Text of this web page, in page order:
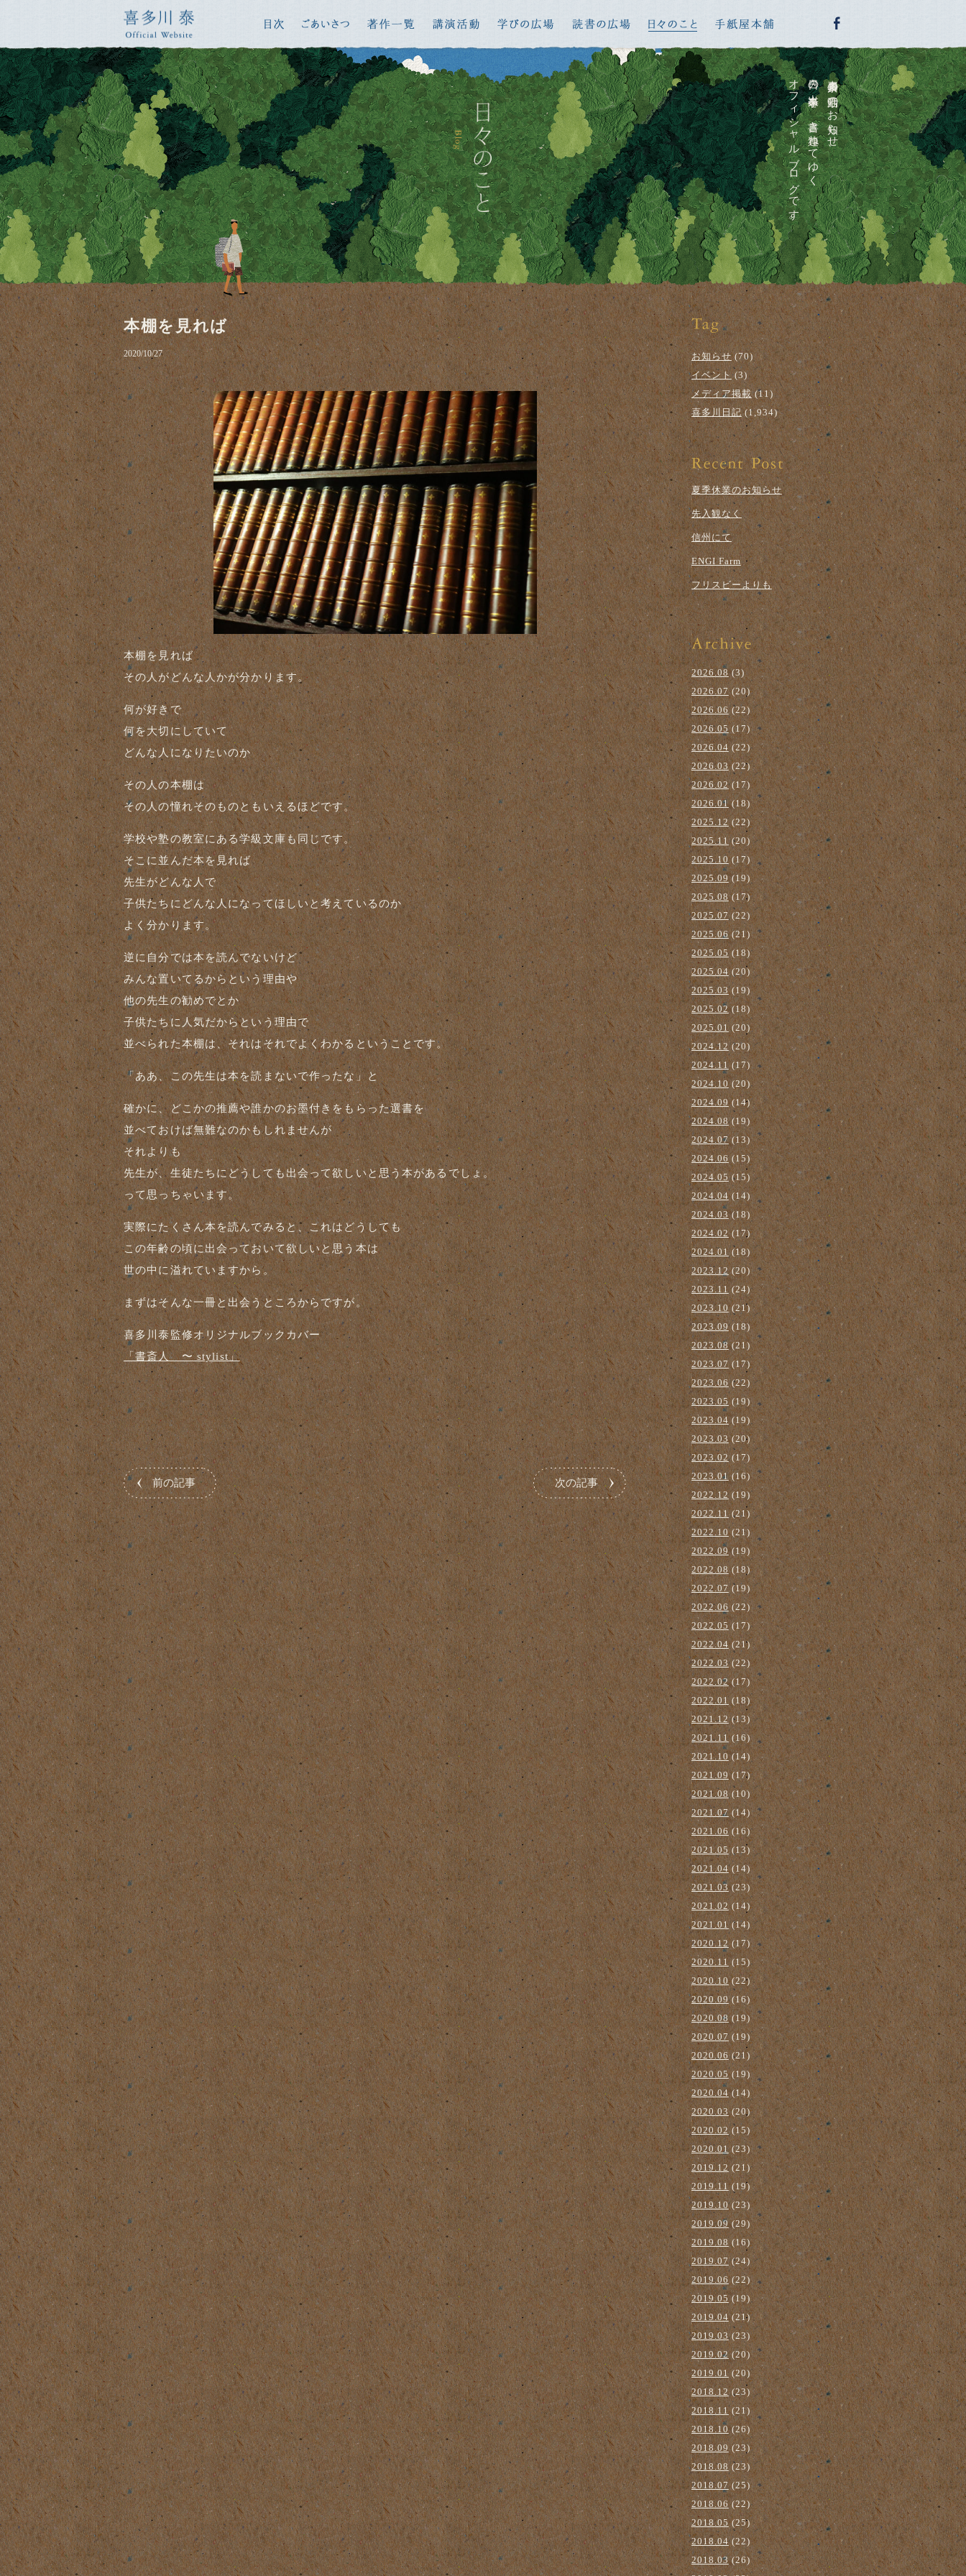
喜多川泰の活動のお知らせ、
日々の出来事を、書き連ねてゆく
オフィシャルブログです。
本棚を見れば
2020/10/27
本棚を見れば
その人がどんな人かが分かります。
何が好きで
何を大切にしていて
どんな人になりたいのか
その人の本棚は
その人の憧れそのものともいえるほどです。
学校や塾の教室にある学級文庫も同じです。
そこに並んだ本を見れば
先生がどんな人で
子供たちにどんな人になってほしいと考えているのか
よく分かります。
逆に自分では本を読んでないけど
みんな置いてるからという理由や
他の先生の勧めでとか
子供たちに人気だからという理由で
並べられた本棚は、それはそれでよくわかるということです。
「ああ、この先生は本を読まないで作ったな」と
確かに、どこかの推薦や誰かのお墨付きをもらった選書を
並べておけば無難なのかもしれませんが
それよりも
先生が、生徒たちにどうしても出会って欲しいと思う本があるでしょ。
って思っちゃいます。
実際にたくさん本を読んでみると、これはどうしても
この年齢の頃に出会っておいて欲しいと思う本は
世の中に溢れていますから。
まずはそんな一冊と出会うところからですが。
喜多川泰監修オリジナルブックカバー
「書斎人 〜 stylist」
前の記事 次の記事
お知らせ(70)
イベント (3)
メディア掲載(11)
喜多川日記(1,934)
夏季休業のお知らせ
先入観なく
信州にて
ENGI Farm
フリスビーよりも
2026.08(3)
2026.07(20)
2026.06(22)
2026.05(17)
2026.04 (22)
2026.03(22)
2026.02(17)
2026.01(18)
2025.12(22)
2025.11 (20)
2025.10(17)
2025.09(19)
2025.08(17)
2025.07(22)
2025.06(21)
2025.05(18)
2025.04(20)
2025.03(19)
2025.02(18)
2025.01 (20)
2024.12 (20)
2024.11(17)
2024.10 (20)
2024.09(14)
2024.08(19)
2024.07 (13)
2024.06(15)
2024.05 (15)
2024.04(14)
2024.03(18)
2024.02(17)
2024.01(18)
2023.12 (20)
2023.11(24)
2023.10(21)
2023.09(18)
2023.08(21)
2023.07 (17)
2023.06(22)
2023.05(19)
2023.04(19)
2023.03(20)
2023.02(17)
2023.01 (16)
2022.12(19)
2022.11 (21)
2022.10(21)
2022.09(19)
2022.08(18)
2022.07(19)
2022.06(22)
2022.05 (17)
2022.04(21)
2022.03(22)
2022.02(17)
2022.01(18)
2021.12 (13)
2021.11(16)
2021.10(14)
2021.09(17)
2021.08(10)
2021.07 (14)
2021.06(16)
2021.05(13)
2021.04(14)
2021.03(23)
2021.02 (14)
2021.01 (14)
2020.12(17)
2020.11 (15)
2020.10(22)
2020.09(16)
2020.08 (19)
2020.07(19)
2020.06 (21)
2020.05(19)
2020.04(14)
2020.03(20)
2020.02(15)
2020.01 (23)
2019.12(21)
2019.11(19)
2019.10(23)
2019.09(29)
2019.08 (16)
2019.07 (24)
2019.06(22)
2019.05(19)
2019.04(21)
2019.03(23)
2019.02 (20)
2019.01(20)
2018.12 (23)
2018.11(21)
2018.10(26)
2018.09(23)
2018.08(23)
2018.07(25)
2018.06 (22)
2018.05(25)
2018.04(22)
2018.03(26)